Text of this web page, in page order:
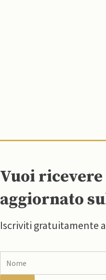
Vuoi
aggiornato
Iscriviti gratuitamente